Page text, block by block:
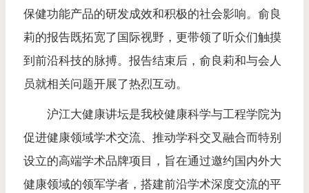
保健功能产品的研发成效和积极的社会影响。 俞良
莉的报告既拓宽了国际视野，更带领了听众们触摸
到前沿科技的脉搏。报告结束后，俞良莉和与会人
员就相关问题开展了热烈互动。
沪江大健康讲坛是我校健康科学与工程学院为
促进健康领域学术交流、推动学科交叉融合而特别
设立的高端学术品牌项目，旨在通过邀约国内外大
健康领域的领军学者，搭建前沿学术深度交流的平